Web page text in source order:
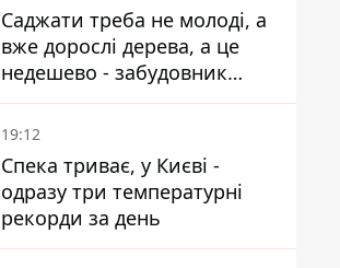
Саджати треба не молоді, а
вже дорослі дерева, а це
недешево - забудовник
Ніконов
19:12
Спека триває, у Києві -
одразу три температурні
рекорди за день